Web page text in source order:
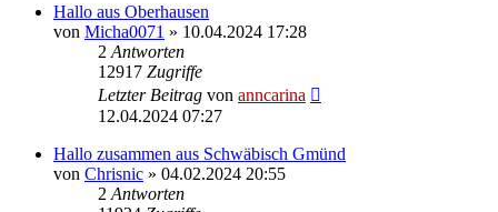
Hallo aus Oberhausen
von Micha0071 » 10.04.2024 17:28
2 Antworten
12917 Zugriffe
Letzter Beitrag von anncarina
12.04.2024 07:27
Hallo zusammen aus Schwäbisch Gmünd
von Chrisnic » 04.02.2024 20:55
2 Antworten